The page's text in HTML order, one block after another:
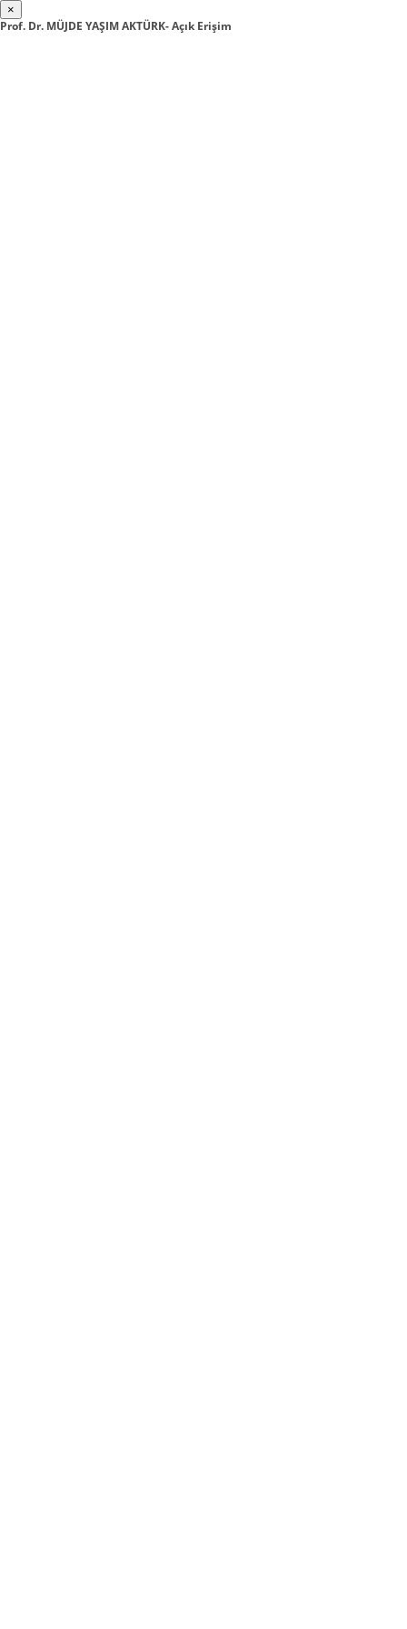
×
Prof. Dr. MÜJDE YAŞIM AKTÜRK- Açık Erişim